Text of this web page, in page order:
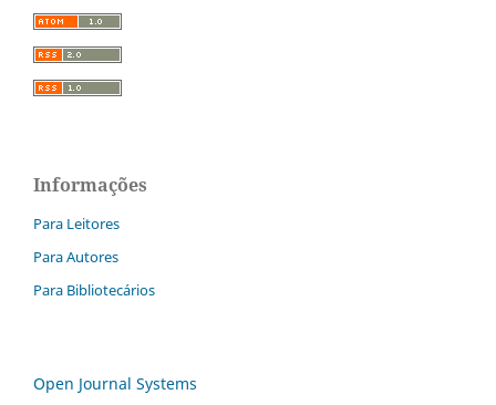
Informações
Para Leitores
Para Autores
Para Bibliotecários
Open Journal Systems